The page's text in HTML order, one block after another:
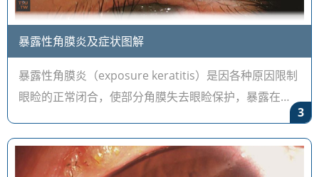
暴露性角膜炎及症状图解
暴露性角膜炎（exposure keratitis）是因各种原因限制
眼睑的正常闭合，使部分角膜失去眼睑保护，暴露在空
畸形、眼轮匝肌麻痹导致
3